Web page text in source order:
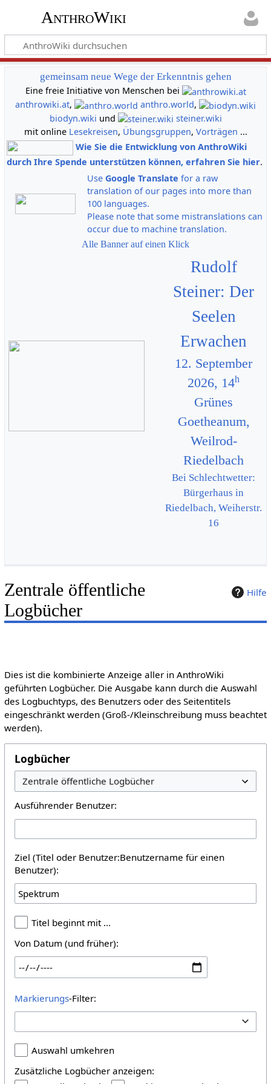
AnthroWiki
gemeinsam neue Wege der Erkenntnis gehen
Eine freie Initiative von Menschen bei
anthrowiki.at, anthro.world,
biodyn.wiki und
steiner.wiki
mit online Lesekreisen, Übungsgruppen, Vorträgen ...
Wie Sie die Entwicklung von AnthroWiki
durch Ihre Spende unterstützen können, erfahren Sie hier.
Use Google Translate for a raw
translation of our pages into more than
100 languages.
Please note that some mistranslations can
occur due to machine translation.
Alle Banner auf einen Klick
Rudolf
Steiner: Der
Seelen
Erwachen
12. September
2026, 14h
Grünes
Goetheanum,
Weilrod-
Riedelbach
Bei Schlechtwetter:
Bürgerhaus in
Riedelbach, Weiherstr.
16
Hilfe
Zentrale öffentliche
Logbücher
Dies ist die kombinierte Anzeige aller in AnthroWiki
geführten Logbücher. Die Ausgabe kann durch die Auswahl
des Logbuchtyps, des Benutzers oder des Seitentitels
eingeschränkt werden (Groß-/Kleinschreibung muss beachtet
werden).
Logbücher
Ausführender Benutzer:
Ziel (Titel oder Benutzer:Benutzername für einen
Benutzer):
Titel beginnt mit …
Von Datum (und früher):
Markierungs-Filter:
Auswahl umkehren
Zusätzliche Logbücher anzeigen: